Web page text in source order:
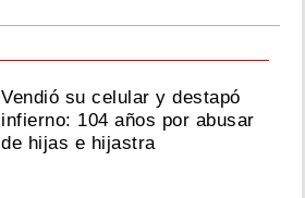
Vendió su celular y destapó
infierno: 104 años por abusar
de hijas e hijastra